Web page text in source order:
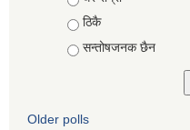
ठिकै
सन्तोषजनक छैन
Older polls